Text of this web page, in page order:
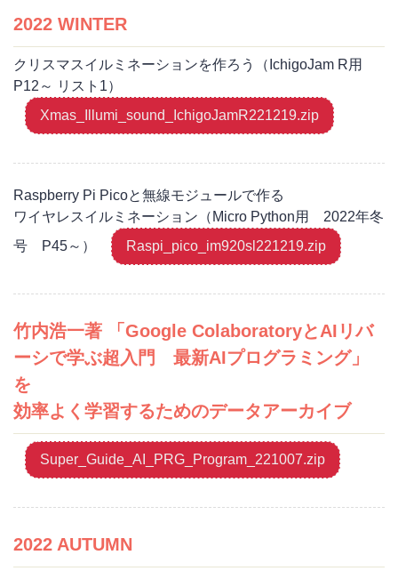
2022 WINTER
クリスマスイルミネーションを作ろう（IchigoJam R用
P12～ リスト1）
Xmas_Illumi_sound_IchigoJamR221219.zip
Raspberry Pi Picoと無線モジュールで作る
ワイヤレスイルミネーション（Micro Python用 2022年冬
号 P45～）
Raspi_pico_im920sl221219.zip
竹内浩一著 「Google ColaboratoryとAIリバ
ーシで学ぶ超入門 最新AIプログラミング」
を
効率よく学習するためのデータアーカイブ
Super_Guide_AI_PRG_Program_221007.zip
2022 AUTUMN